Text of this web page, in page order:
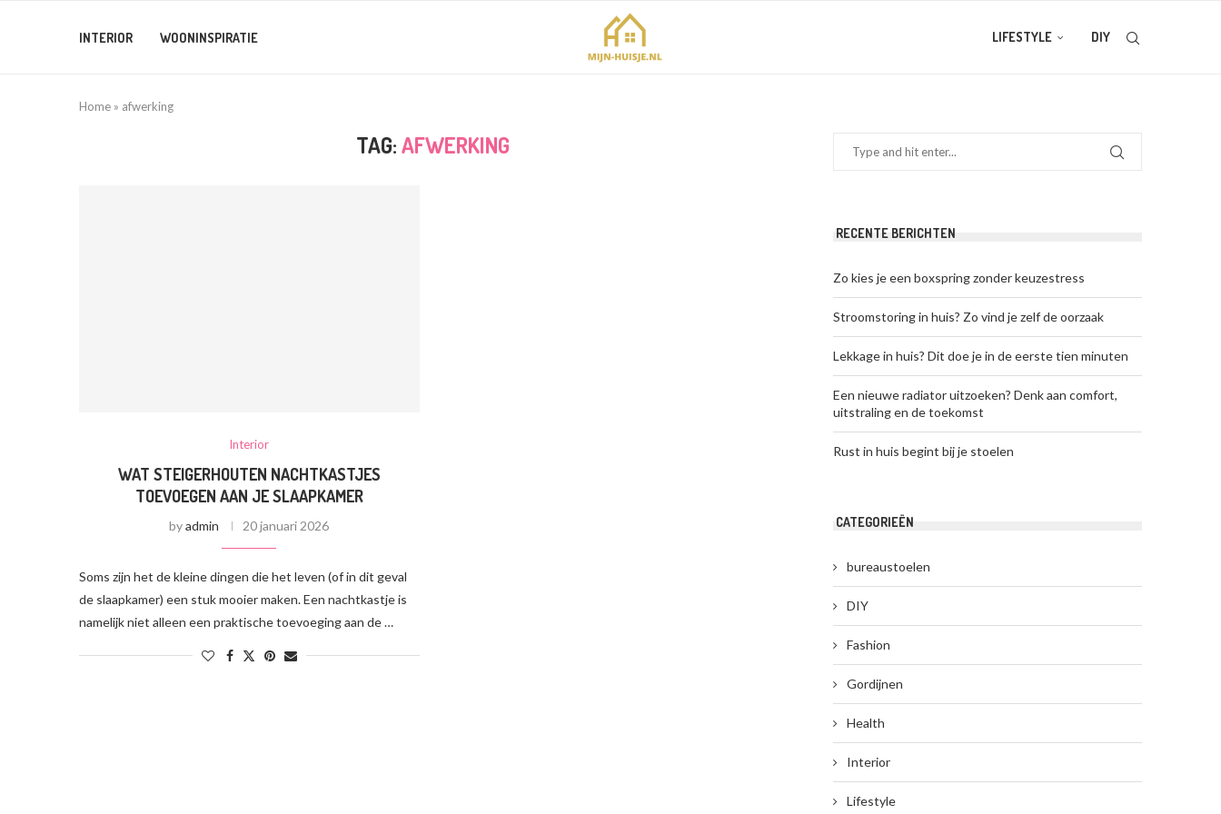
INTERIOR WOONINSPIRATIE LIFESTYLE DIY
Home » afwerking
TAG:AFWERKING
Interior
WAT STEIGERHOUTEN NACHTKASTJES
TOEVOEGEN AAN JE SLAAPKAMER
byadmin 20 januari 2026
Soms zijn het de kleine dingen die het leven (of in dit geval
de slaapkamer) een stuk mooier maken. Een nachtkastje is
namelijk niet alleen een praktische toevoeging aan de …
RECENTE BERICHTEN
Zo kies je een boxspring zonder keuzestress
Stroomstoring in huis? Zo vind je zelf de oorzaak
Lekkage in huis? Dit doe je in de eerste tien minuten
Een nieuwe radiator uitzoeken? Denk aan comfort,
uitstraling en de toekomst
Rust in huis begint bij je stoelen
CATEGORIEËN
bureaustoelen
DIY
Fashion
Gordijnen
Health
Interior
Lifestyle